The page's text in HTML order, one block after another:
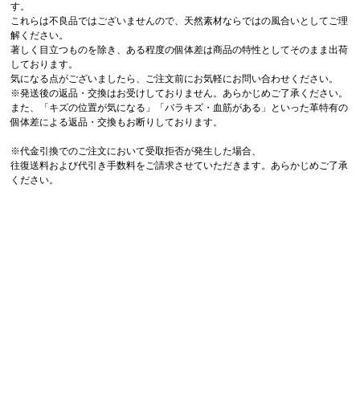
す。
これらは不良品ではございませんので、天然素材ならではの風合いとしてご理
解ください。
著しく目立つものを除き、ある程度の個体差は商品の特性としてそのまま出荷
しております。
気になる点がございましたら、ご注文前にお気軽にお問い合わせください。
※発送後の返品・交換はお受けしておりません。あらかじめご了承ください。
また、「キズの位置が気になる」「バラキズ・血筋がある」といった革特有の
個体差による返品・交換もお断りしております。
※代金引換でのご注文において受取拒否が発生した場合、
往復送料および代引き手数料をご請求させていただきます。あらかじめご了承
ください。